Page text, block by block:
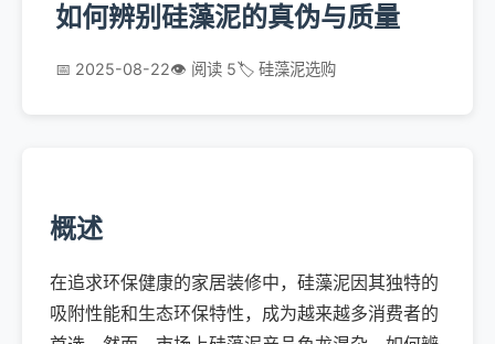
如何辨别硅藻泥的真伪与质量
📅 2025-08-22👁️ 阅读 5🏷️ 硅藻泥选购
概述
在追求环保健康的家居装修中，硅藻泥因其独特的
吸附性能和生态环保特性，成为越来越多消费者的